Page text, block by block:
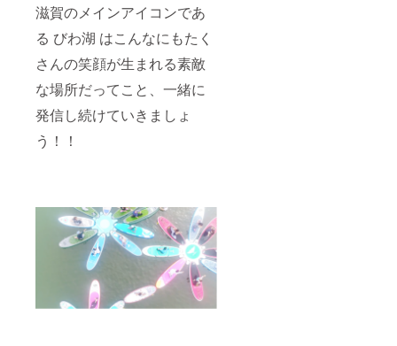
滋賀のメインアイコンであ
る びわ湖 はこんなにもたく
さんの笑顔が生まれる素敵
な場所だってこと、一緒に
発信し続けていきましょ
う！！